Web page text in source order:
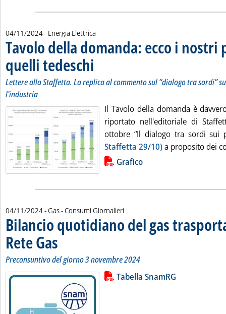
04/11/2024- Energia Elettrica
Tavolo della domanda: ecco i nostri
quelli tedeschi . Sottotitolo: Lettere alla Staffetta. La replica al
Lettere alla Staffetta. La replica al commento sul “dialogo tra sordi”
l'industria
Il Tavolo della domanda è
riportato nell'editoriale di
ottobre “Il dialogo tra sordi sui
Staffetta 29/10)a proposito dei
Lista allegati PDF alla notizia
Grafico
04/11/2024- Gas - Consumi Giornalieri
Bilancio quotidiano del gas
Rete Gas . Sottotitolo: Preconsuntivo del giorno 3 novembre 2024
. Pubblicata lunedì 04 novembre 2024 alle 11.28.
Preconsuntivo del giorno 3 novembre 2024
Leggi tutta la notizia: 'Bilancio
Lista allegati PDF alla notiziaTabella SnamRG